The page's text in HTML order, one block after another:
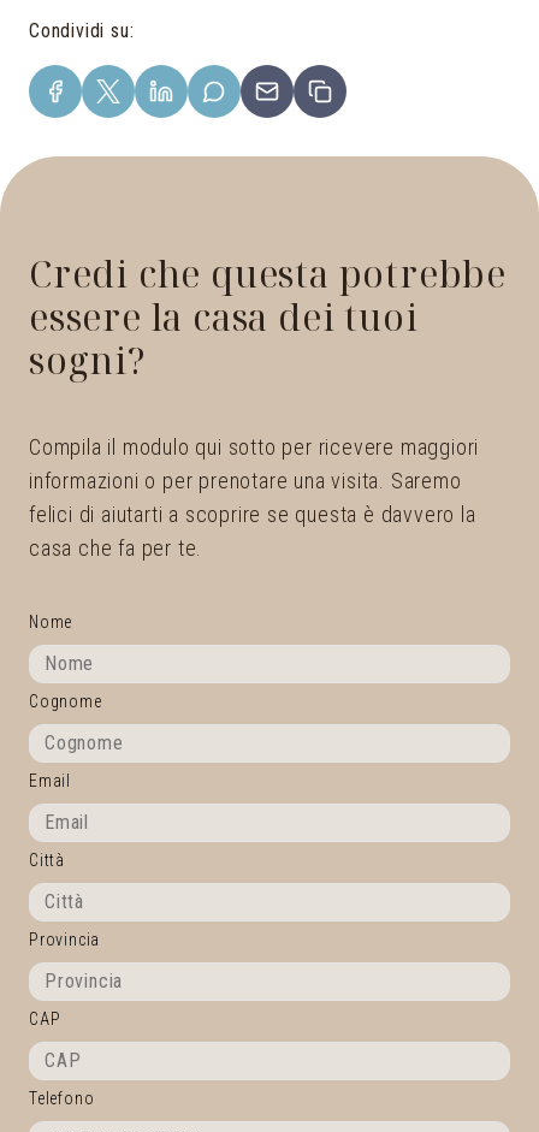
Condividi su:
Credi che questa potrebbe
essere la casa dei tuoi
sogni?
Compila il modulo qui sotto per ricevere maggiori
informazioni o per prenotare una visita. Saremo
felici di aiutarti a scoprire se questa è davvero la
casa che fa per te.
Nome
Cognome
Email
Città
Provincia
CAP
Telefono